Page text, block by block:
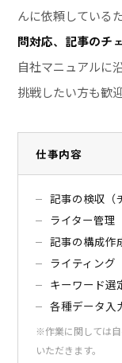
んに依頼している
問対応、記事のチ
自社マニュアルに
挑戦したい方も歓
仕事内容
記事の検収（
ライター管理
記事の構成作
ライティング
キーワード選
各種データ入
※作業に関しては
いただきます。